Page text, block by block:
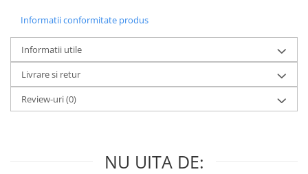
Informatii conformitate produs
Informatii utile
Livrare si retur
Review-uri(0)
NU UITA DE: